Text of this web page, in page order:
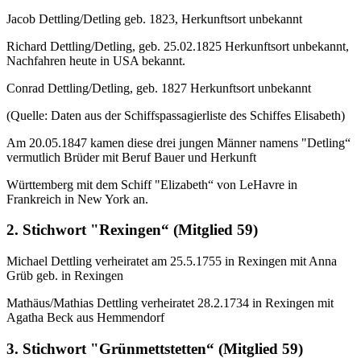
Jacob Dettling/Detling geb. 1823, Herkunftsort unbekannt
Richard Dettling/Detling, geb. 25.02.1825 Herkunftsort unbekannt,
Nachfahren heute in USA bekannt.
Conrad Dettling/Detling, geb. 1827 Herkunftsort unbekannt
(Quelle: Daten aus der Schiffspassagierliste des Schiffes Elisabeth)
Am 20.05.1847 kamen diese drei jungen Männer namens "Detling“
vermutlich Brüder mit Beruf Bauer und Herkunft
Württemberg mit dem Schiff "Elizabeth“ von LeHavre in
Frankreich in New York an.
2. Stichwort "Rexingen“ (Mitglied 59)
Michael Dettling verheiratet am 25.5.1755 in Rexingen mit Anna
Grüb geb. in Rexingen
Mathäus/Mathias Dettling verheiratet 28.2.1734 in Rexingen mit
Agatha Beck aus Hemmendorf
3. Stichwort "Grünmettstetten“ (Mitglied 59)